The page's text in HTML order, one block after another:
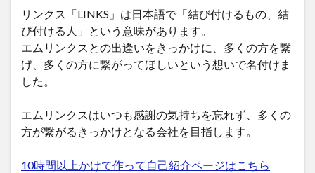
リンクス「LINKS」は日本語で「結び付けるもの、結
び付ける人」という意味があります。
エムリンクスとの出逢いをきっかけに、多くの方を繋
げ、多くの方に繋がってほしいという想いで名付けま
した。
エムリンクスはいつも感謝の気持ちを忘れず、多くの
方が繋がるきっかけとなる会社を目指します。
10時間以上かけて作って自己紹介ページはこちら